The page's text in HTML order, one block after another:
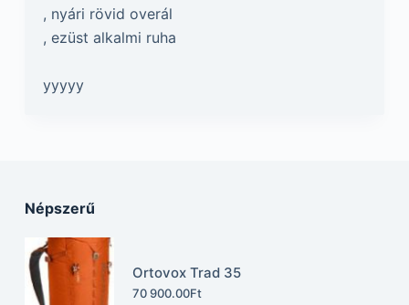
, nyári rövid overál
, ezüst alkalmi ruha
yyyyy
Népszerű
Ortovox Trad 35
70 900.00Ft